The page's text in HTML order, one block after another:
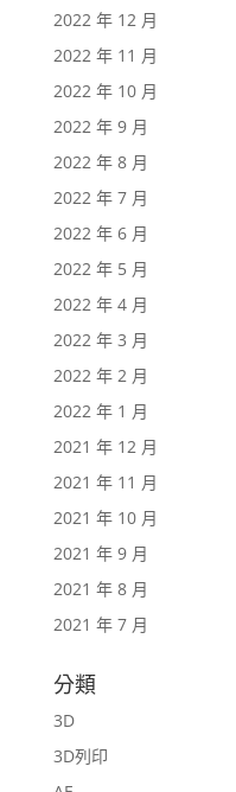
2022 年 12 月
2022 年 11 月
2022 年 10 月
2022 年 9 月
2022 年 8 月
2022 年 7 月
2022 年 6 月
2022 年 5 月
2022 年 4 月
2022 年 3 月
2022 年 2 月
2022 年 1 月
2021 年 12 月
2021 年 11 月
2021 年 10 月
2021 年 9 月
2021 年 8 月
2021 年 7 月
分類
3D
3D列印